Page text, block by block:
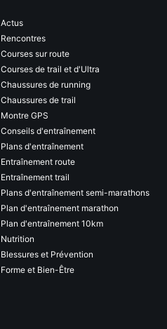
Actus
Rencontres
Courses sur route
Courses de trail et d'Ultra
Chaussures de running
Chaussures de trail
Montre GPS
Conseils d'entraînement
Plans d'entraînement
Entraînement route
Entraînement trail
Plans d'entraînement semi-marathons
Plan d'entraînement marathon
Plan d'entraînement 10km
Nutrition
Blessures et Prévention
Forme et Bien-Être